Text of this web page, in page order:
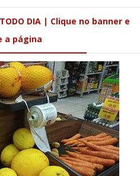
TODO DIA | Clique no banner e
a página